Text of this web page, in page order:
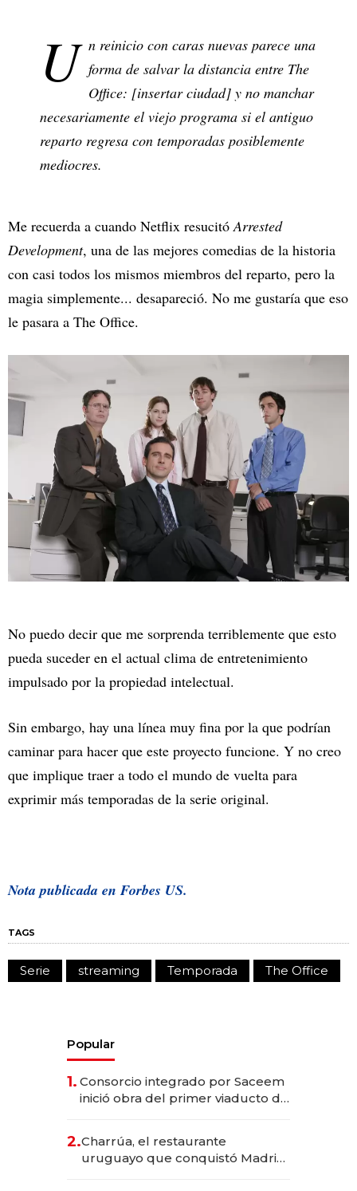
U n reinicio con caras nuevas parece una
forma de salvar la distancia entre The
Office: [insertar ciudad] y no manchar
necesariamente el viejo programa si el antiguo
reparto regresa con temporadas posiblemente
mediocres.
Me recuerda a cuando Netflix resucitó Arrested
Development, una de las mejores comedias de la historia
con casi todos los mismos miembros del reparto, pero la
magia simplemente... desapareció. No me gustaría que eso
le pasara a The Office.
No puedo decir que me sorprenda terriblemente que esto
pueda suceder en el actual clima de entretenimiento
impulsado por la propiedad intelectual.
Sin embargo, hay una línea muy fina por la que podrían
caminar para hacer que este proyecto funcione. Y no creo
que implique traer a todo el mundo de vuelta para
exprimir más temporadas de la serie original.
Nota publicada en Forbes US.
TAGS
Serie streaming Temporada The Office
Popular
1. Consorcio integrado por Saceem
inició obra del primer viaducto de
millones
2.Charrúa, el restaurante
uruguayo que conquistó Madrid: